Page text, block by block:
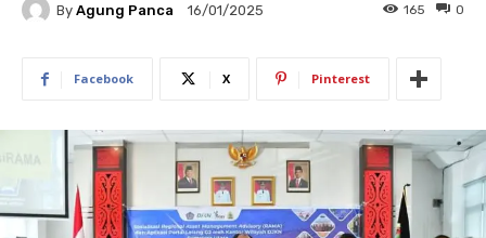
By Agung Panca 16/01/2025 0
165
Facebook X Pinterest